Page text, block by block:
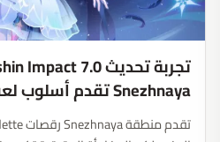
Snezhnaya تقدم أسلوب لعب إطلاق نار مفاجئ